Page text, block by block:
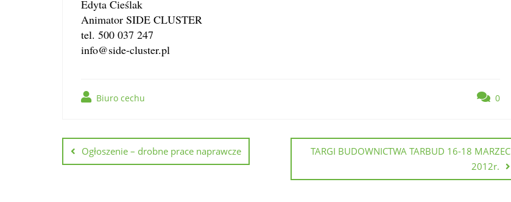
Edyta Cieślak
Animator SIDE CLUSTER
tel. 500 037 247
info@side-cluster.pl
Biuro cechu 0
Nawigacja
wpisu
Ogłoszenie – drobne prace naprawcze
TARGI BUDOWNICTWA TARBUD 16-18 MARZEC
2012r.